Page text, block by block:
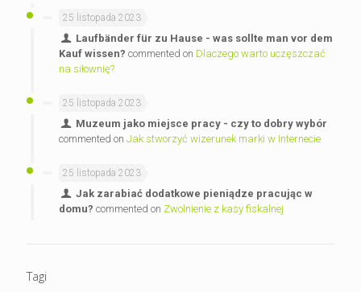
25 listopada 2023
Laufbänder für zu Hause - was sollte man vor dem
Kauf wissen? commented on Dlaczego warto uczęszczać
na siłownię?
25 listopada 2023
Muzeum jako miejsce pracy - czy to dobry wybór
commented on Jak stworzyć wizerunek marki w Internecie
25 listopada 2023
Jak zarabiać dodatkowe pieniądze pracując w
domu? commented on Zwolnienie z kasy fiskalnej
Tagi